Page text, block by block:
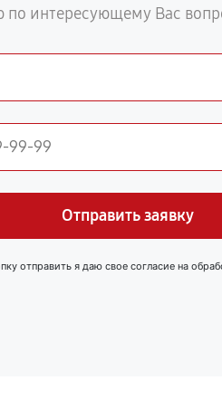
по интересующему Вас
Отправить заявку
отправить я даю свое согласие на